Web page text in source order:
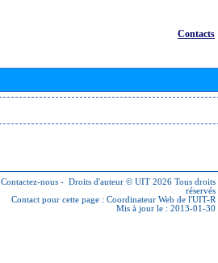
Contacts
Contactez-nous - Droits d'auteur © UIT 2026 Tous droits
réservés
Contact pour cette page : Coordinateur Web de l'UIT-R
Mis à jour le : 2013-01-30